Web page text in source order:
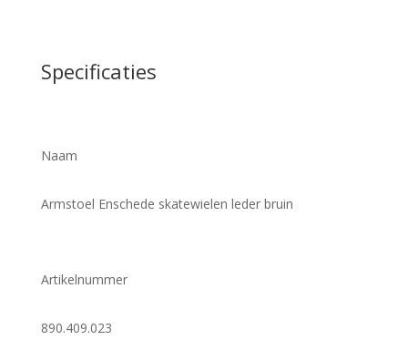
Specificaties
Naam
Armstoel Enschede skatewielen leder bruin
Artikelnummer
890.409.023